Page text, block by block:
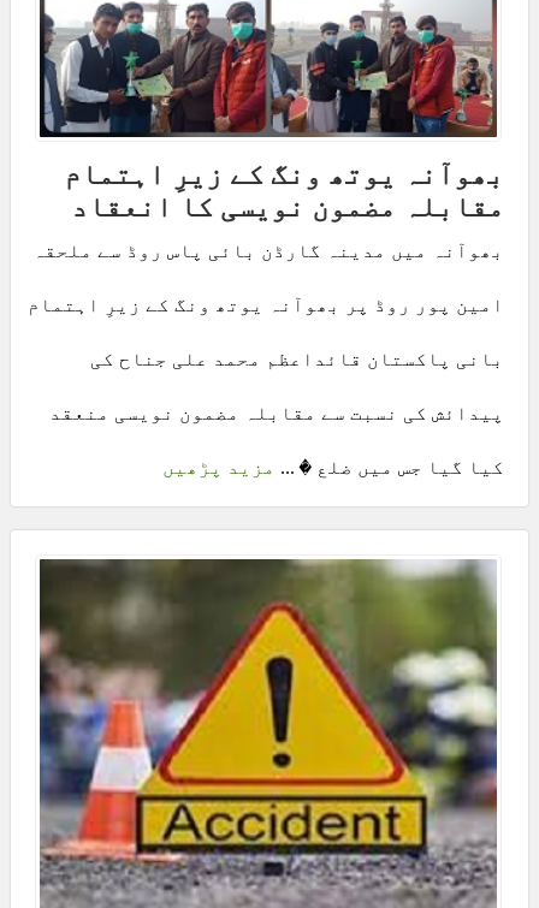
بھوآنہ یوتھ ونگ کے زیرِ اہتمام
مقابلہ مضمون نویسی کا انعقاد
بھوآنہ میں مدینہ گارڈن بائی پاس روڈ سے ملحقہ
امین پور روڈ پر بھوآنہ یوتھ ونگ کے زیرِ اہتمام
بانی پاکستان قائداعظم محمد علی جناح کی
پیدائش کی نسبت سے مقابلہ مضمون نویسی منعقد
کیا گیا جس میں ضلع � ... مزید پڑھیں